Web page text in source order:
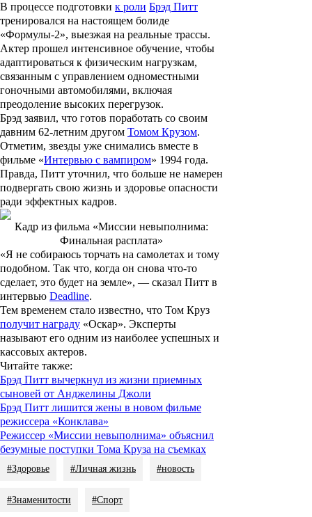
В процессе подготовки к роли Брэд Питт
тренировался на настоящем болиде
«Формулы-2», выезжая на реальные трассы.
Актер прошел интенсивное обучение, чтобы
адаптироваться к физическим нагрузкам,
связанным с управлением одноместными
гоночными автомобилями, включая
преодоление высоких перегрузок.
Брэд заявил, что готов поработать со своим
давним 62-летним другом Томом Крузом.
Отметим, звезды уже снимались вместе в
фильме «Интервью с вампиром» 1994 года.
Правда, Питт уточнил, что больше не намерен
подвергать свою жизнь и здоровье опасности
ради эффектных кадров.
Кадр из фильма «Миссии невыполнима:
Финальная расплата»
«Я не собираюсь торчать на самолетах и тому
подобном. Так что, когда он снова что-то
сделает, это будет на земле», — сказал Питт в
интервью Deadline.
Тем временем стало известно, что Том Круз
получит награду «Оскар». Эксперты
называют его одним из наиболее успешных и
кассовых актеров.
Читайте также:
Брэд Питт вычеркнул из жизни приемных
сыновей от Анджелины Джоли
Брэд Питт лишится жены в новом фильме
режиссера «Конклава»
Режиссер «Миссии невыполнима» объяснил
безумные поступки Тома Круза на съемках
#Здоровье #Личная жизнь #новость
#Знаменитости #Спорт